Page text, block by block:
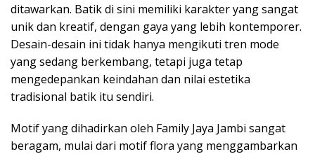
ditawarkan. Batik di sini memiliki karakter yang sangat
unik dan kreatif, dengan gaya yang lebih kontemporer.
Desain-desain ini tidak hanya mengikuti tren mode
yang sedang berkembang, tetapi juga tetap
mengedepankan keindahan dan nilai estetika
tradisional batik itu sendiri.
Motif yang dihadirkan oleh Family Jaya Jambi sangat
beragam, mulai dari motif flora yang menggambarkan